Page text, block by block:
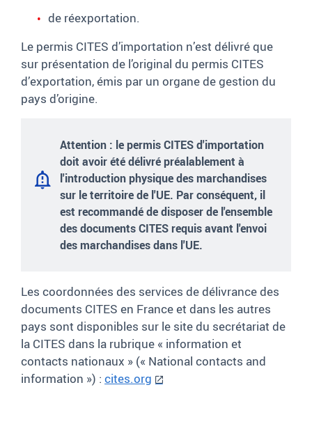
de réexportation.
Le permis CITES d’importation n’est délivré que
sur présentation de l’original du permis CITES
d’exportation, émis par un organe de gestion du
pays d’origine.
Attention : le permis CITES d'importation
doit avoir été délivré préalablement à
l'introduction physique des marchandises
sur le territoire de l'UE. Par conséquent, il
est recommandé de disposer de l'ensemble
des documents CITES requis avant l'envoi
des marchandises dans l'UE.
Les coordonnées des services de délivrance des
documents CITES en France et dans les autres
pays sont disponibles sur le site du secrétariat de
la CITES dans la rubrique « information et
contacts nationaux » (« National contacts and
information ») : cites.org